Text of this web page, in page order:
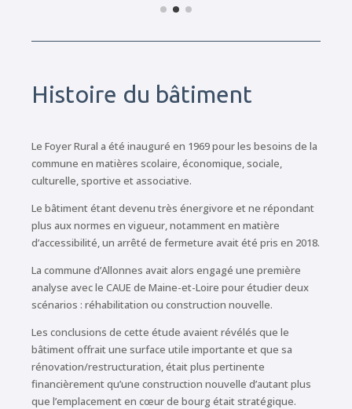
Histoire du bâtiment
Le Foyer Rural a été inauguré en 1969 pour les besoins de la
commune en matières scolaire, économique, sociale,
culturelle, sportive et associative.
Le bâtiment étant devenu très énergivore et ne répondant
plus aux normes en vigueur, notamment en matière
d’accessibilité, un arrêté de fermeture avait été pris en 2018.
La commune d’Allonnes avait alors engagé une première
analyse avec le CAUE de Maine-et-Loire pour étudier deux
scénarios : réhabilitation ou construction nouvelle.
Les conclusions de cette étude avaient révélés que le
bâtiment offrait une surface utile importante et que sa
rénovation/restructuration, était plus pertinente
financièrement qu’une construction nouvelle d’autant plus
que l’emplacement en cœur de bourg était stratégique.